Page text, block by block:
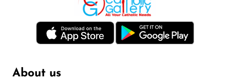
About us